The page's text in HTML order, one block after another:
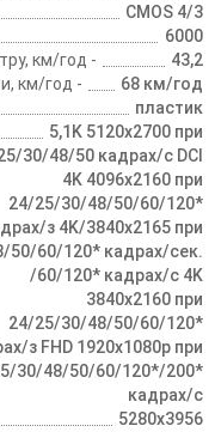
CMOS 4/3
6000
км/год -
43,2
км/год -
68 км/год
пластик
5,1K 5120x2700 при
30/48/50 кадрах/c DCI
4K 4096x2160 при
24/25/30/48/50/60/120*
з 4K/3840x2165 при
50/60/120* кадрах/сек.
/60/120* кадрах/с 4K
3840x2160 при
24/25/30/48/50/60/120*
з FHD 1920x1080p при
30/48/50/60/120*/200*
кадрах/с
5280x3956